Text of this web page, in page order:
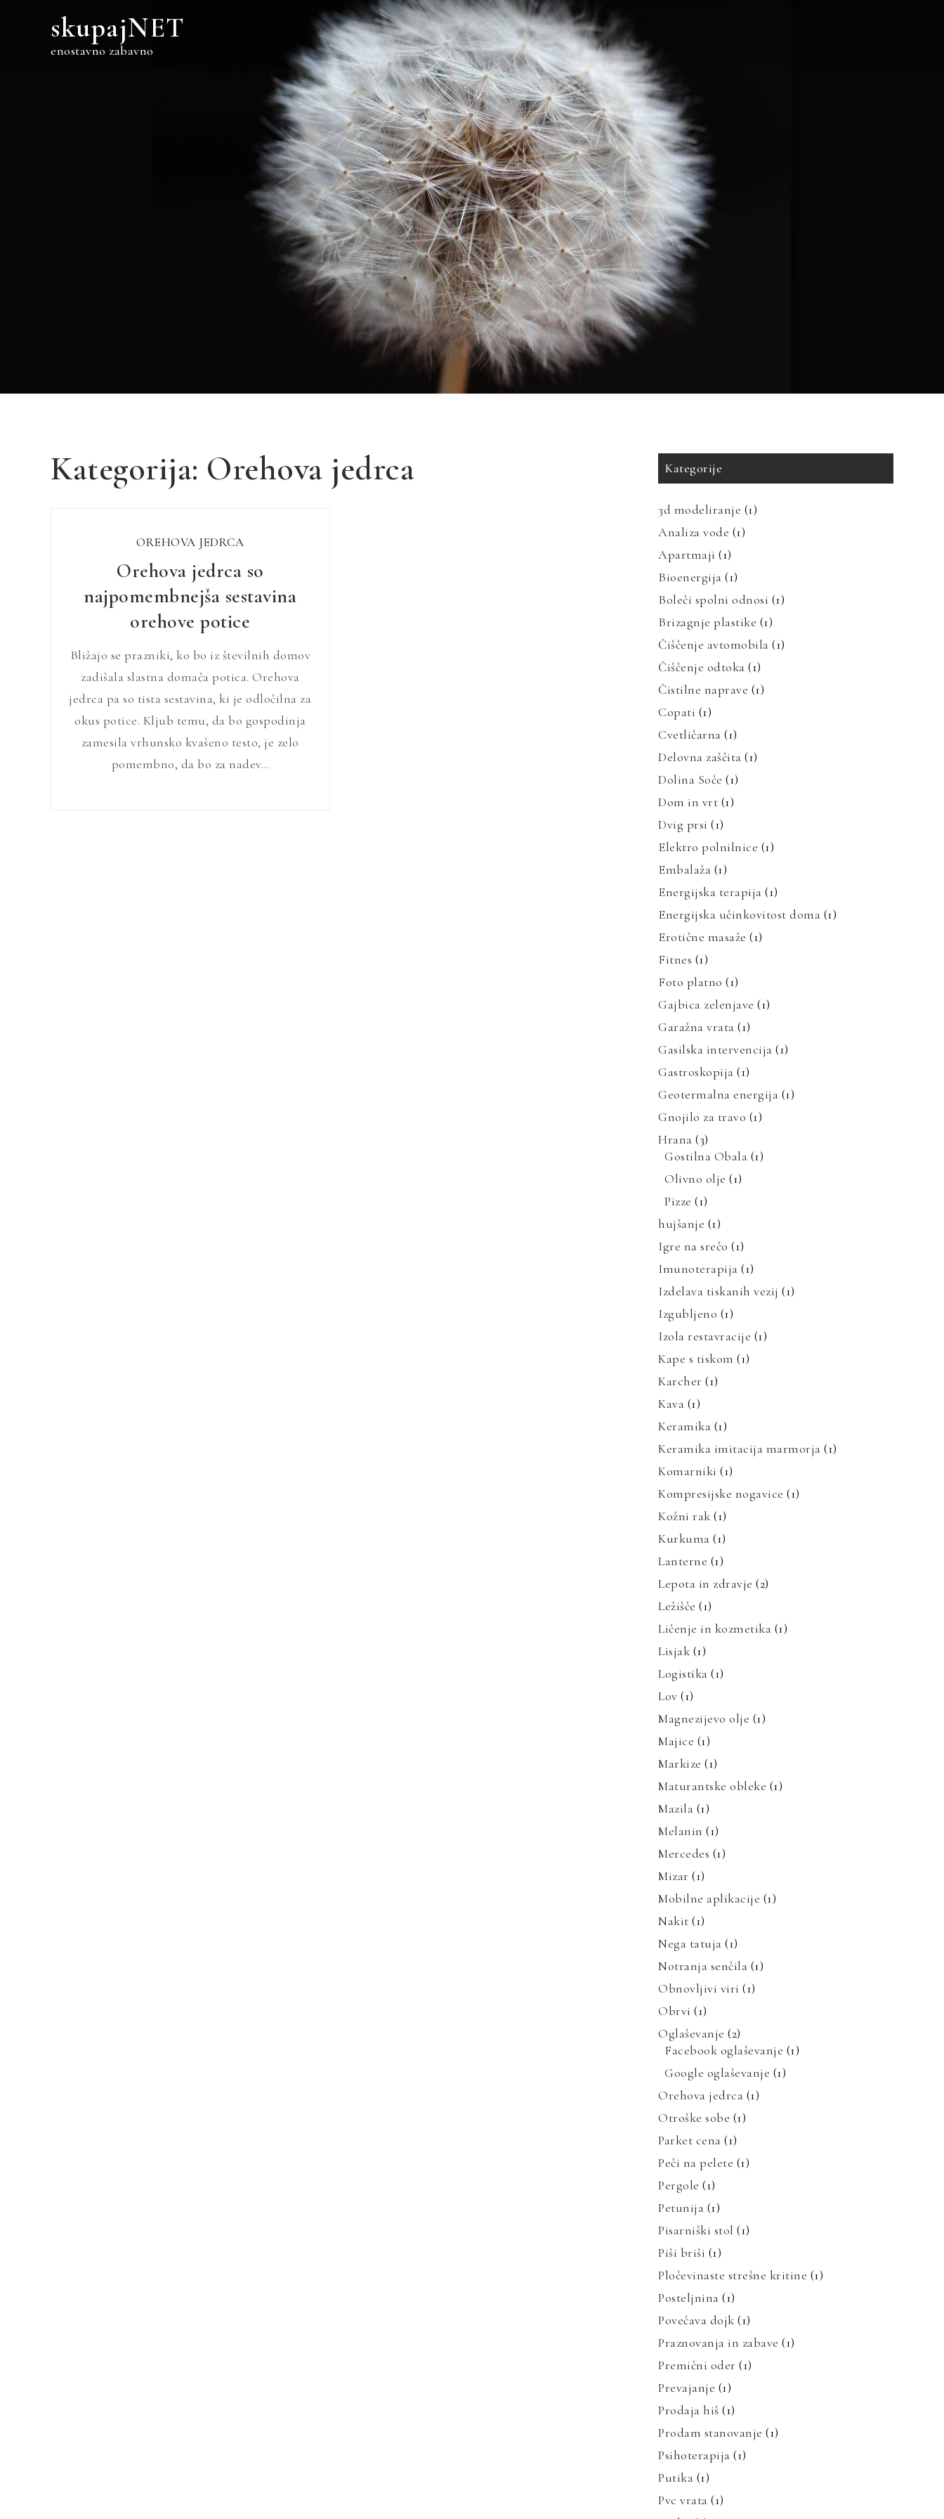
skupajNET
enostavno zabavno
Kategorija: Orehova jedrca
OREHOVA JEDRCA
Orehova jedrca so
najpomembnejša sestavina
orehove potice
Bližajo se prazniki, ko bo iz številnih domov
zadišala slastna domača potica. Orehova
jedrca pa so tista sestavina, ki je odločilna za
okus potice. Kljub temu, da bo gospodinja
zamesila vrhunsko kvašeno testo, je zelo
pomembno, da bo za nadev…
Kategorije
3d modeliranje (1)
Analiza vode (1)
Apartmaji (1)
Bioenergija (1)
Boleči spolni odnosi (1)
Brizagnje plastike (1)
Čiščenje avtomobila (1)
Čiščenje odtoka (1)
Čistilne naprave (1)
Copati (1)
Cvetličarna (1)
Delovna zaščita (1)
Dolina Soče (1)
Dom in vrt (1)
Dvig prsi (1)
Elektro polnilnice (1)
Embalaža (1)
Energijska terapija (1)
Energijska učinkovitost doma (1)
Erotične masaže (1)
Fitnes (1)
Foto platno (1)
Gajbica zelenjave (1)
Garažna vrata (1)
Gasilska intervencija (1)
Gastroskopija (1)
Geotermalna energija (1)
Gnojilo za travo (1)
Hrana (3)
Gostilna Obala (1)
Olivno olje (1)
Pizze (1)
hujšanje (1)
Igre na srečo (1)
Imunoterapija (1)
Izdelava tiskanih vezij (1)
Izgubljeno (1)
Izola restavracije (1)
Kape s tiskom (1)
Karcher (1)
Kava (1)
Keramika (1)
Keramika imitacija marmorja (1)
Komarniki (1)
Kompresijske nogavice (1)
Kožni rak (1)
Kurkuma (1)
Lanterne (1)
Lepota in zdravje (2)
Ležišče (1)
Ličenje in kozmetika (1)
Lisjak (1)
Logistika (1)
Lov (1)
Magnezijevo olje (1)
Majice (1)
Markize (1)
Maturantske obleke (1)
Mazila (1)
Melanin (1)
Mercedes (1)
Mizar (1)
Mobilne aplikacije (1)
Nakit (1)
Nega tatuja (1)
Notranja senčila (1)
Obnovljivi viri (1)
Obrvi (1)
Oglaševanje (2)
Facebook oglaševanje (1)
Google oglaševanje (1)
Orehova jedrca (1)
Otroške sobe (1)
Parket cena (1)
Peči na pelete (1)
Pergole (1)
Petunija (1)
Pisarniški stol (1)
Piši briši (1)
Pločevinaste strešne kritine (1)
Posteljnina (1)
Povečava dojk (1)
Praznovanja in zabave (1)
Premični oder (1)
Prevajanje (1)
Prodaja hiš (1)
Prodam stanovanje (1)
Psihoterapija (1)
Putika (1)
Pvc vrata (1)